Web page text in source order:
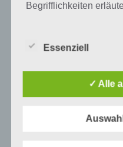
Mehr Artikel
Begrifflichkeiten
unter anderem die
a)
Informationen,
Essenziell
✓ Alle